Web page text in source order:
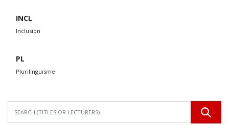
INCL
Inclusion
PL
Plurilinguisme